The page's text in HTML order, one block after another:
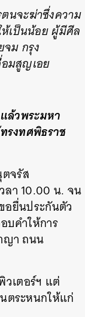
นจะฆ่าซึ่งความ
เป็นน้อย ผู้มีศีล
ม กรุง
อมสูญเอย
ล้วพระมหา
รงทศพิธราช
จรัส
ลา 10.00 น. จน
อยื่นประกันตัว
บคำให้การ
ญา ถนน
เตอร์ฯ แต่
ตระหนกให้แก่